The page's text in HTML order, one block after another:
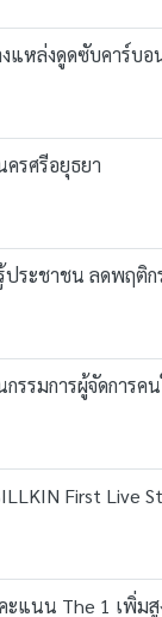
หล่งดูดซับคาร์
รศรีอยุธยา
ประชาชน ลดพฤติก
รรมการผู้จัดการค
First Live
นน The 1 เพิ่ม